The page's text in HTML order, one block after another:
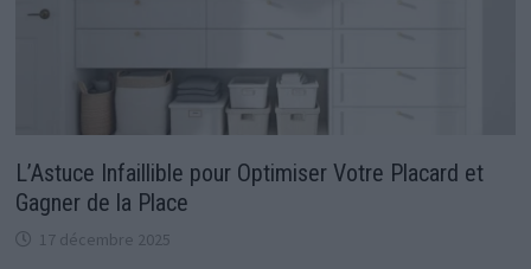
L’Astuce Infaillible pour Optimiser Votre Placard et
Gagner de la Place
17 décembre 2025